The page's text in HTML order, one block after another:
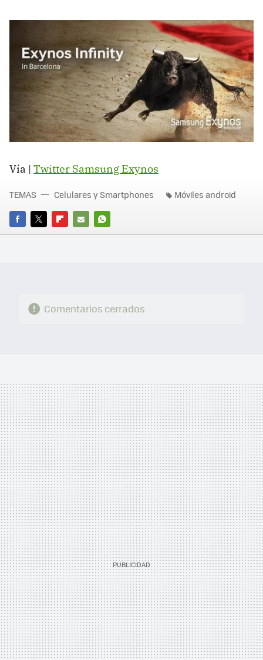
Vía | Twitter Samsung Exynos
FACEBOOK
TWITTERFLIPBOARD
E-
WHATSAPP
TEMAS Celulares y Smartphones Móviles android
Comentarios cerrados